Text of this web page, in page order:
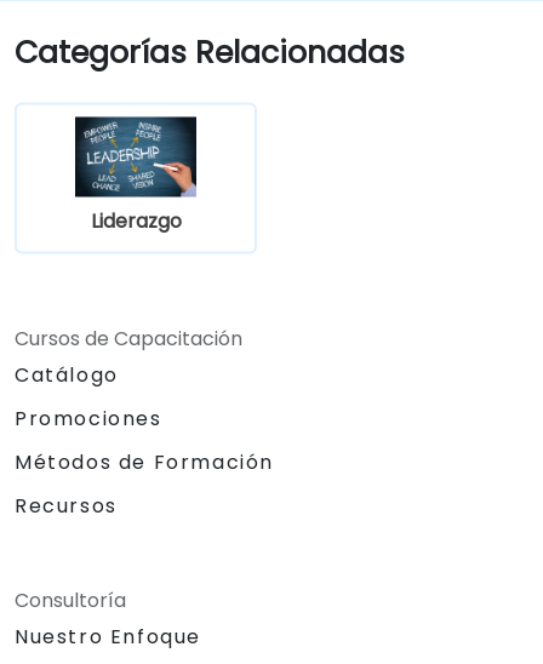
Categorías Relacionadas
Liderazgo
Cursos de Capacitación
Catálogo
Promociones
Métodos de Formación
Recursos
Consultoría
Nuestro Enfoque